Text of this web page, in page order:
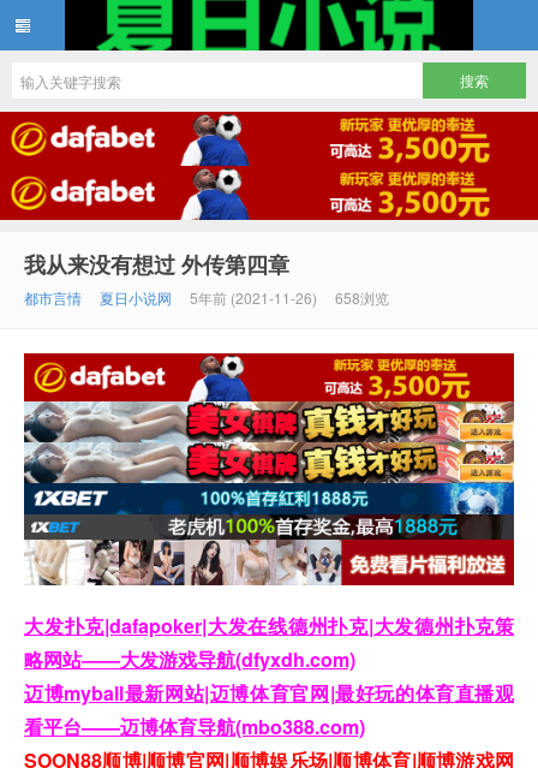
夏日小说
我从来没有想过 外传第四章
都市言情 夏日小说网 5年前 (2021-11-26) 658浏览
大发扑克|dafapoker|大发在线德州扑克|大发德州扑克策
略网站——大发游戏导航(dfyxdh.com)
迈博myball最新网站|迈博体育官网|最好玩的体育直播观
看平台——迈博体育导航(mbo388.com)
SOON88顺博|顺博官网|顺博娱乐场|顺博体育|顺博游戏网